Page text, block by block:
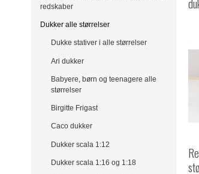
redskaber
Dukker alle størrelser
Dukke stativer i alle størrelser
Ari dukker
Babyere, børn og teenagere alle
størrelser
Birgitte Frigast
Caco dukker
Dukker scala 1:12
Dukker scala 1:16 og 1:18